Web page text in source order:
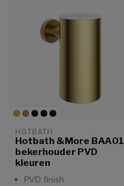
HOTBATH
Hotbath &More BAA01
bekerhouder PVD
kleuren
PVD finish